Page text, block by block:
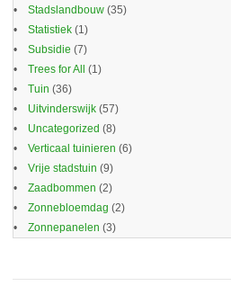
Stadslandbouw (35)
Statistiek (1)
Subsidie (7)
Trees for All
(1)
Tuin (36)
Uitvinderswijk (57)
Uncategorized (8)
Verticaal tuinieren (6)
Vrije stadstuin (9)
Zaadbommen (2)
Zonnebloemdag (2)
Zonnepanelen (3)